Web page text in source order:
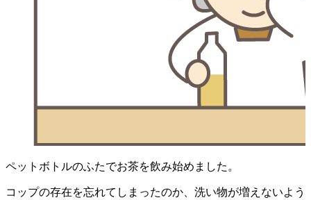
ペットボトルのふたでお茶を飲み始めました。
コップの存在を忘れてしまったのか、洗い物が増えないよう